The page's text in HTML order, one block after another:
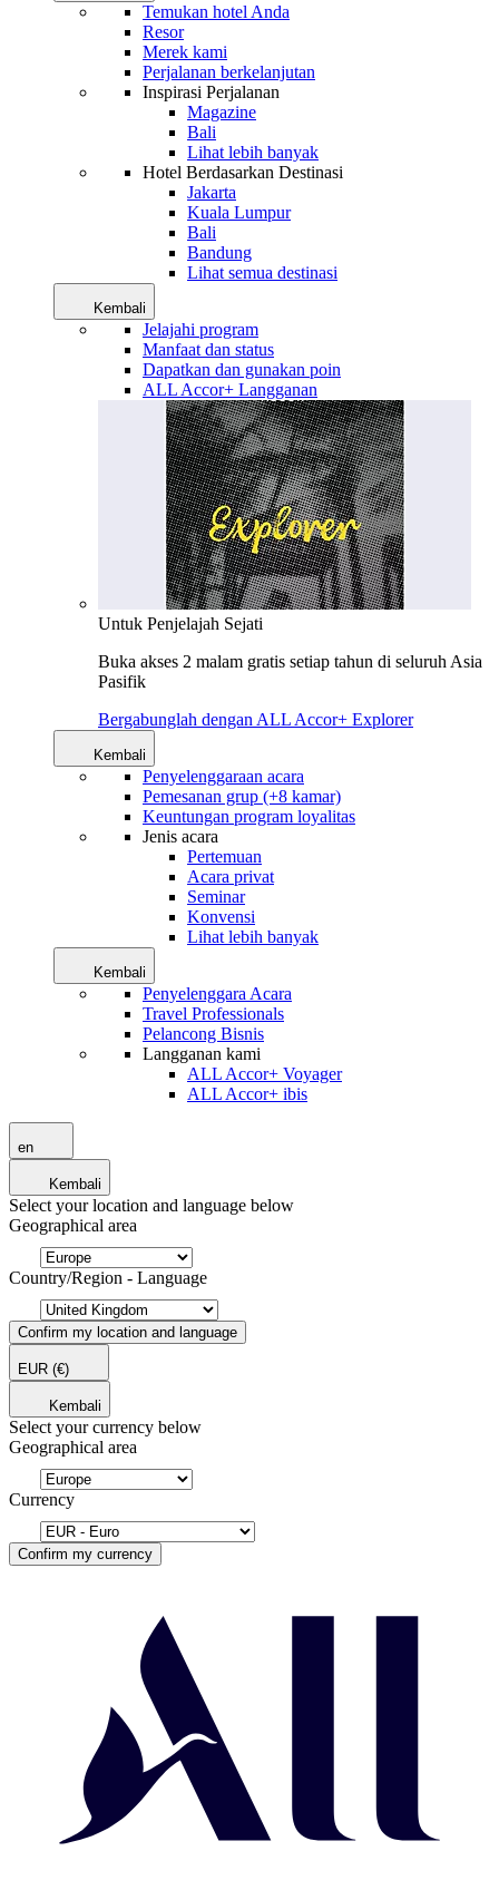
Temukan hotel Anda
Resor
Merek kami
Perjalanan berkelanjutan
Inspirasi Perjalanan
Magazine
Bali
Lihat lebih banyak
Hotel Berdasarkan Destinasi
Jakarta
Kuala Lumpur
Bali
Bandung
Lihat semua destinasi
Kembali
Jelajahi program
Manfaat dan status
Dapatkan dan gunakan poin
ALL Accor+ Langganan
Untuk Penjelajah Sejati
Buka akses 2 malam gratis setiap tahun di seluruh Asia
Pasifik
Bergabunglah dengan ALL Accor+ Explorer
Kembali
Penyelenggaraan acara
Pemesanan grup (+8 kamar)
Keuntungan program loyalitas
Jenis acara
Pertemuan
Acara privat
Seminar
Konvensi
Lihat lebih banyak
Kembali
Penyelenggara Acara
Travel Professionals
Pelancong Bisnis
Langganan kami
ALL Accor+ Voyager
ALL Accor+ ibis
en
Kembali
Select your location and language below
Geographical area
Country/Region - Language
Confirm my location and language
EUR (€)
Kembali
Select your currency below
Geographical area
Currency
Confirm my currency